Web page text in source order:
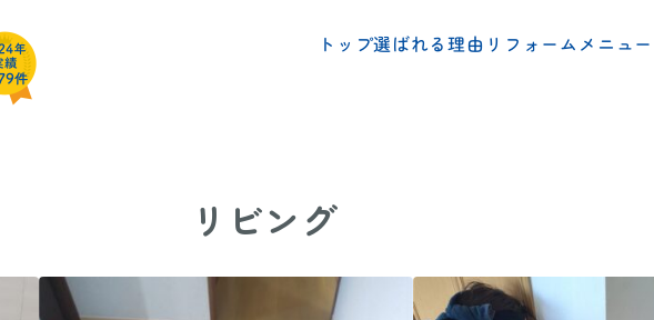
トップ選ばれる理由 リフォームメニュー
リビング